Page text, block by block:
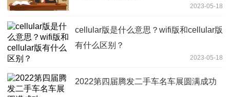
2023-05-18
cellular版是什么意思？wifi版和cellular版
有什么区别？
2023-05-18
2022第四届腾发二手车名车展圆满成功